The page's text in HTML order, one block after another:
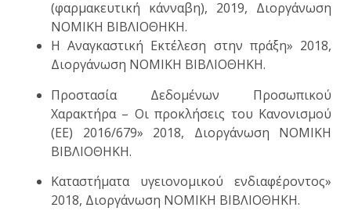
(φαρμακευτική κάνναβη), 2019, Διοργάνωση
ΝΟΜΙΚΗ ΒΙΒΛΙΟΘΗΚΗ.
Η Αναγκαστική Εκτέλεση στην πράξη» 2018,
Διοργάνωση ΝΟΜΙΚΗ ΒΙΒΛΙΟΘΗΚΗ.
Προστασία Δεδομένων Προσωπικού
Χαρακτήρα – Οι προκλήσεις του Κανονισμού
(ΕΕ) 2016/679» 2018, Διοργάνωση ΝΟΜΙΚΗ
ΒΙΒΛΙΟΘΗΚΗ.
Καταστήματα υγειονομικού ενδιαφέροντος»
2018, Διοργάνωση ΝΟΜΙΚΗ ΒΙΒΛΙΟΘΗΚΗ.